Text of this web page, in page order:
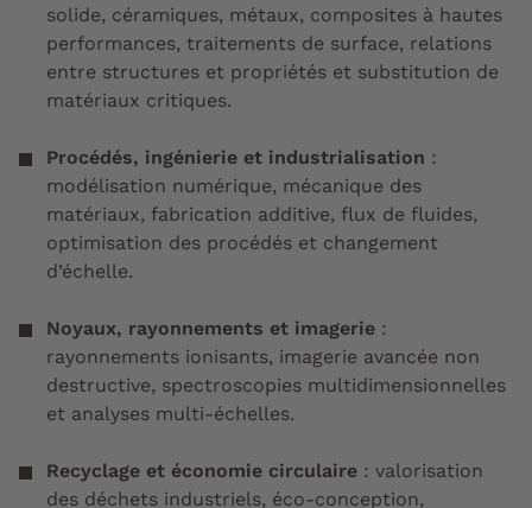
solide, céramiques, métaux, composites à hautes
performances, traitements de surface, relations
entre structures et propriétés et substitution de
matériaux critiques.
Procédés, ingénierie et industrialisation :
modélisation numérique, mécanique des
matériaux, fabrication additive, flux de fluides,
optimisation des procédés et changement
d’échelle.
Noyaux, rayonnements et imagerie :
rayonnements ionisants, imagerie avancée non
destructive, spectroscopies multidimensionnelles
et analyses multi-échelles.
Recyclage et économie circulaire : valorisation
des déchets industriels, éco-conception,